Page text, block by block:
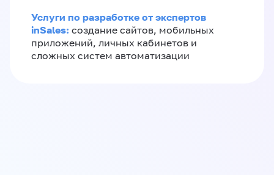
Услуги по разработке от экспертов
inSales: создание сайтов, мобильных
приложений, личных кабинетов и
сложных систем автоматизации